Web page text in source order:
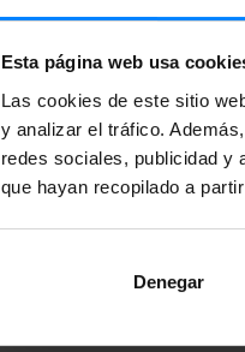
Esta página web usa
Las cookies de este sitio
y analizar el tráfico.
redes sociales, publicidad y
que hayan recopilado a
Denegar
utilizando el
abierta del 8
Rocher de
será libre y
Asimismo,
día 16 de
de la